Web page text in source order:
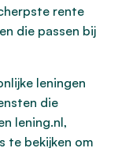
rente
die passen bij
leningen
die
lening.nl,
te bekijken om